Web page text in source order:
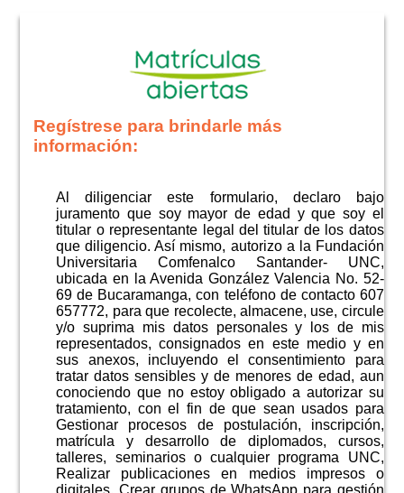
Regístrese para brindarle más
información:
Al diligenciar este formulario, declaro bajo
juramento que soy mayor de edad y que soy el
titular o representante legal del titular de los datos
que diligencio. Así mismo, autorizo a la Fundación
Universitaria Comfenalco Santander- UNC,
ubicada en la Avenida González Valencia No. 52-
69 de Bucaramanga, con teléfono de contacto 607
657772, para que recolecte, almacene, use, circule
y/o suprima mis datos personales y los de mis
representados, consignados en este medio y en
sus anexos, incluyendo el consentimiento para
tratar datos sensibles y de menores de edad, aun
conociendo que no estoy obligado a autorizar su
tratamiento, con el fin de que sean usados para
Gestionar procesos de postulación, inscripción,
matrícula y desarrollo de diplomados, cursos,
talleres, seminarios o cualquier programa UNC,
Realizar publicaciones en medios impresos o
digitales, Crear grupos de WhatsApp para gestión